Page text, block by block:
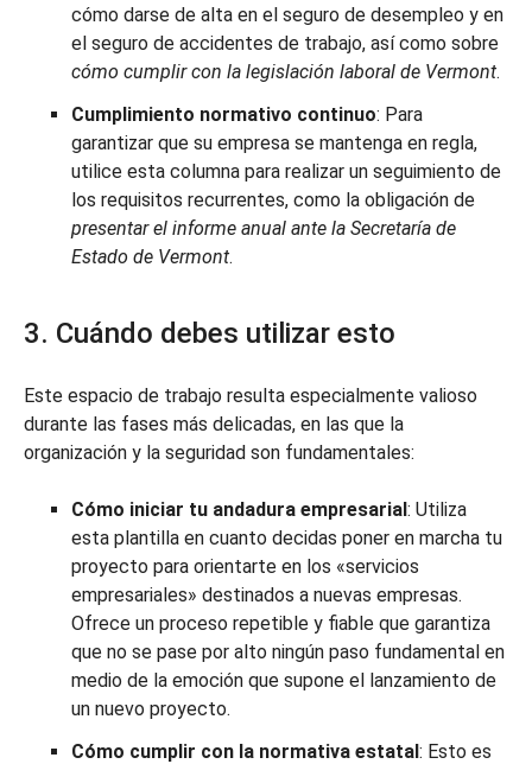
cómo darse de alta en el seguro de desempleo y en
el seguro de accidentes de trabajo, así como sobre
cómo cumplir con la legislación laboral de Vermont.
Cumplimiento normativo continuo: Para
garantizar que su empresa se mantenga en regla,
utilice esta columna para realizar un seguimiento de
los requisitos recurrentes, como la obligación de
presentar el informe anual ante la Secretaría de
Estado de Vermont.
3. Cuándo debes utilizar esto
Este espacio de trabajo resulta especialmente valioso
durante las fases más delicadas, en las que la
organización y la seguridad son fundamentales:
Cómo iniciar tu andadura empresarial : Utiliza
esta plantilla en cuanto decidas poner en marcha tu
proyecto para orientarte en los «servicios
empresariales» destinados a nuevas empresas.
Ofrece un proceso repetible y fiable que garantiza
que no se pase por alto ningún paso fundamental en
medio de la emoción que supone el lanzamiento de
un nuevo proyecto.
Cómo cumplir con la normativa estatal : Esto es